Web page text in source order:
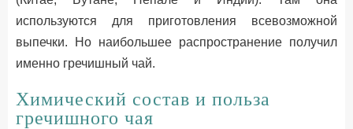
используются для приготовления всевозможной
выпечки. Но наибольшее распространение получил
именно гречишный чай.
Химический состав и польза
гречишного чая